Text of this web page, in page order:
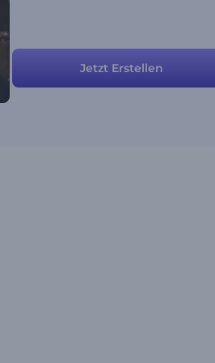
Jetzt Erstellen